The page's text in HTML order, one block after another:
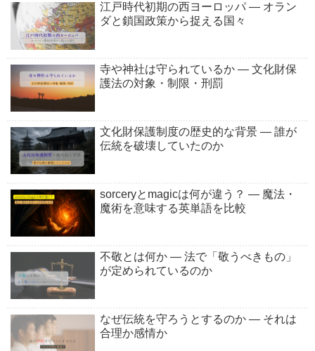
江戸時代初期の西ヨーロッパ ― オラン
ダと鎖国政策から捉える国々
寺や神社は守られているか ― 文化財保
護法の対象・制限・刑罰
文化財保護制度の歴史的な背景 ― 誰が
伝統を破壊していたのか
sorceryとmagicは何が違う？ ― 魔法・
魔術を意味する英単語を比較
不敬とは何か ― 法で「敬うべきもの」
が定められているのか
なぜ伝統を守ろうとするのか ― それは
合理か感情か